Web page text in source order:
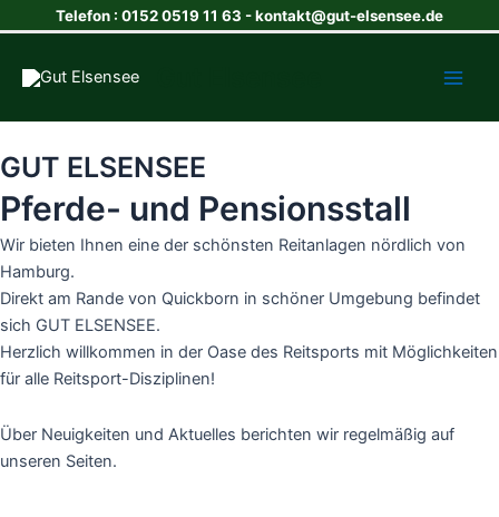
Inhalt
springen
Telefon : 0152 0519 11 63 - kontakt@gut-elsensee.de
GUT ELSENSEE
Pferde- und Pensionsstall
Wir bieten Ihnen eine der schönsten Reitanlagen nördlich von
Hamburg.
Direkt am Rande von Quickborn in schöner Umgebung befindet
sich GUT ELSENSEE.
Herzlich willkommen in der Oase des Reitsports mit Möglichkeiten
für alle Reitsport-Disziplinen!
Über Neuigkeiten und Aktuelles berichten wir regelmäßig auf
unseren Seiten.